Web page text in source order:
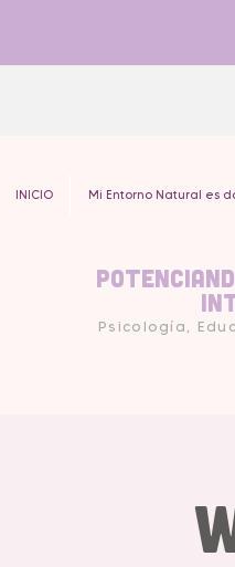
INICIO Mi Entorno Natural es
Psicología,